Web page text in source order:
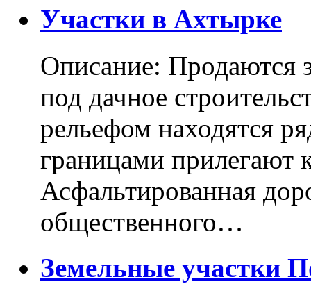
Участки в Ахтырке
Описание: Продаются
под дачное
рельефом находятся
границами прилегают
Асфальтированная
общественного…
Земельные участки